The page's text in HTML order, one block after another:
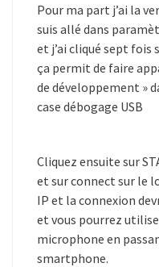
Pour ma part j’ai la
suis allé dans
et j’ai cliqué sept fois
ça permit de faire
de développement »
case débogage USB
Cliquez ensuite sur
et sur connect sur le
IP et la connexion
et vous pourrez
microphone en
smartphone.